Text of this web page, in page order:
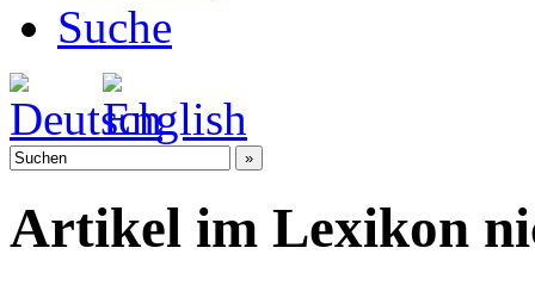
Suche
Artikel im Lexikon